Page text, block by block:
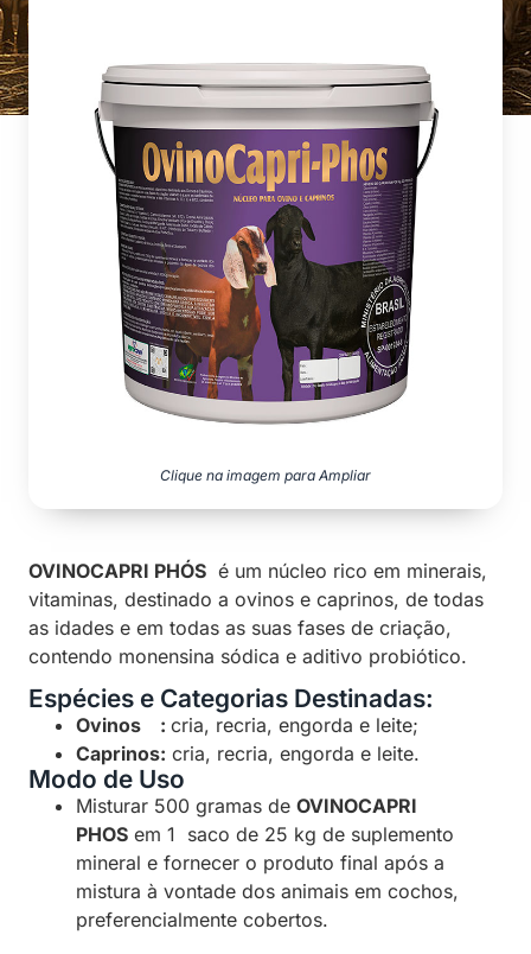
Clique na imagem para Ampliar
OVINOCAPRI PHÓS é um núcleo rico em minerais,
vitaminas, destinado a ovinos e caprinos, de todas
as idades e em todas as suas fases de criação,
contendo monensina sódica e aditivo probiótico.
Espécies e Categorias Destinadas:
Ovinos : cria, recria, engorda e leite;
Caprinos: cria, recria, engorda e leite.
Modo de Uso
Misturar 500 gramas de OVINOCAPRI
PHOS em 1 saco de 25 kg de suplemento
mineral e fornecer o produto final após a
mistura à vontade dos animais em cochos,
preferencialmente cobertos.